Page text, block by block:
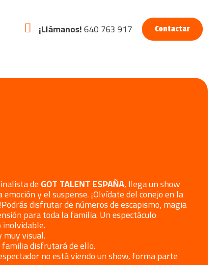
¡Llámanos!640 763 917 Contactar
deGOT TALENT ESPAÑA, llega un show
y el suspense. ¡Olvídate del conejo en la
Podrás disfrutar de números de escapismo, magia
para toda la familia. Un espectáculo
visual.
disfrutará de ello.
no está viendo un show, forma parte